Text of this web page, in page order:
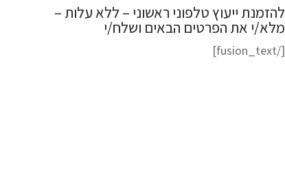
להזמנת ייעוץ טלפוני ראשוני – ללא עלות –
מלא/י את הפרטים הבאים ושלח/י
[/fusion_text]